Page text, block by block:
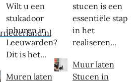
Wilt u een
stukadoor
inhuren in
Leeuwarden?
Dit is het...
Muren laten
stucen is een
essentiële stap
in het
realiseren...
Muur laten
Stucen in